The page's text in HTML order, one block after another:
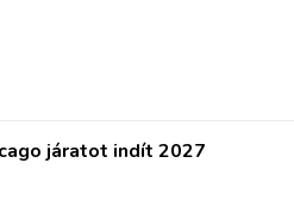
járatot indít 2027